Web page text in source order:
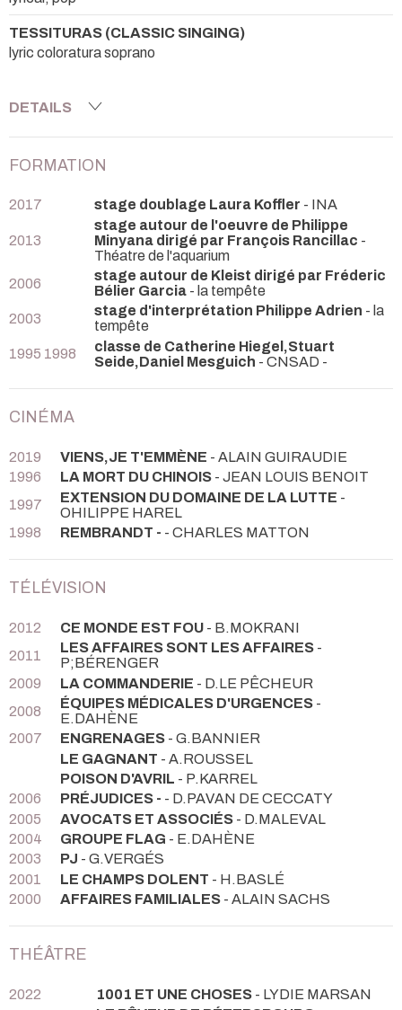
TESSITURAS (CLASSIC SINGING)
lyric coloratura soprano
DETAILS
FORMATION
2017 stage doublage Laura Koffler - INA
2013
stage autour de l'oeuvre de Philippe
Minyana dirigé par François Rancillac -
Théatre de l'aquarium
2006
stage autour de Kleist dirigé par Fréderic
Bélier Garcia - la tempête
2003
stage d'interprétation Philippe Adrien - la
tempête
1995 1998
classe de Catherine Hiegel,Stuart
Seide,Daniel Mesguich - CNSAD -
CINÉMA
2019 VIENS,JE T'EMMÈNE - ALAIN GUIRAUDIE
1996
LA MORT DU CHINOIS - JEAN LOUIS BENOIT
1997
EXTENSION DU DOMAINE DE LA LUTTE -
OHILIPPE HAREL
1998
REMBRANDT - - CHARLES MATTON
TÉLÉVISION
2012 CE MONDE EST FOU - B.MOKRANI
2011
LES AFFAIRES SONT LES AFFAIRES -
P;BÉRENGER
2009
LA COMMANDERIE - D.LE PÊCHEUR
2008
ÉQUIPES MÉDICALES D'URGENCES -
E.DAHÈNE
2007
ENGRENAGES - G.BANNIER
LE GAGNANT - A.ROUSSEL
POISON D'AVRIL - P.KARREL
2006
PRÉJUDICES - - D.PAVAN DE CECCATY
2005
AVOCATS ET ASSOCIÉS - D.MALEVAL
2004
GROUPE FLAG - E.DAHÈNE
2003
PJ - G.VERGÉS
2001
LE CHAMPS DOLENT - H.BASLÉ
2000
AFFAIRES FAMILIALES - ALAIN SACHS
THÉÂTRE
2022 1001 ET UNE CHOSES - LYDIE MARSAN